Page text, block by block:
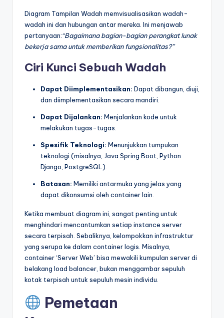
Diagram Tampilan Wadah memvisualisasikan wadah-
wadah ini dan hubungan antar mereka. Ini menjawab
pertanyaan:“Bagaimana bagian-bagian perangkat lunak
bekerja sama untuk memberikan fungsionalitas?”
Ciri Kunci Sebuah Wadah
Dapat Diimplementasikan: Dapat dibangun, diuji,
dan diimplementasikan secara mandiri.
Dapat Dijalankan: Menjalankan kode untuk
melakukan tugas-tugas.
Spesifik Teknologi: Menunjukkan tumpukan
teknologi (misalnya, Java Spring Boot, Python
Django, PostgreSQL).
Batasan: Memiliki antarmuka yang jelas yang
dapat dikonsumsi oleh container lain.
Ketika membuat diagram ini, sangat penting untuk
menghindari mencantumkan setiap instance server
secara terpisah. Sebaliknya, kelompokkan infrastruktur
yang serupa ke dalam container logis. Misalnya,
container ‘Server Web’ bisa mewakili kumpulan server di
belakang load balancer, bukan menggambar sepuluh
kotak terpisah untuk sepuluh mesin individu.
Pemetaan